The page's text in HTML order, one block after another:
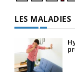
LES MALADIES